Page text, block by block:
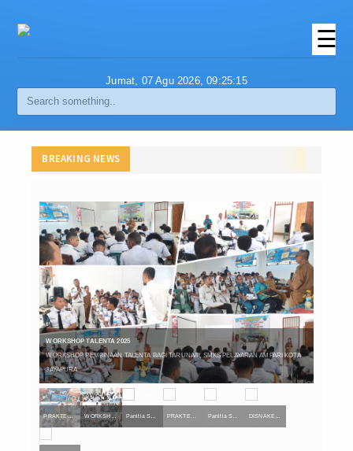
PROFIL
Visi Dan Misi
Struktur Organisasi
Agenda
Berita
Media Online
Portal Berita Online
Galery
Dokumentasi Foto
Dokumentasi Video
☰
Jumat, 07 Agu 2026,09:25:15
BREAKING NEWS
PRAKTEK KERJA INDUSTRI 2024